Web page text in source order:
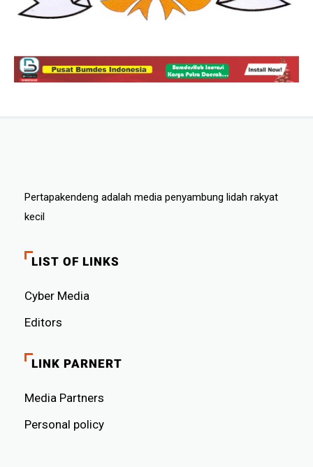
Pertapakendeng adalah media penyambung lidah rakyat
kecil
LIST OF LINKS
Cyber ​​Media
Editors
LINK PARNERT
Media Partners
Personal policy